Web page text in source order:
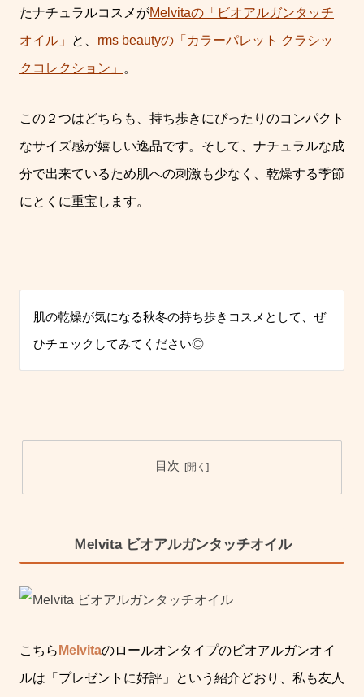
たナチュラルコスメがMelvitaの「ビオアルガンタッチ
オイル」
と、 rms beautyの「カラーパレット クラシッ
クコレクション」
。
この２つはどちらも、持ち歩きにぴったりのコンパクト
なサイズ感が嬉しい逸品です。そして、ナチュラルな成
分で出来ているため肌への刺激も少なく、乾燥する季節
にとくに重宝します。
肌の乾燥が気になる秋冬の持ち歩きコスメとして、ぜ
ひチェックしてみてください◎
目次
Ｍelvita ビオアルガンタッチオイル
こちら Melvitaのロールオンタイプのビオアルガンオイ
ルは「プレゼントに好評」という紹介どおり、私も友人